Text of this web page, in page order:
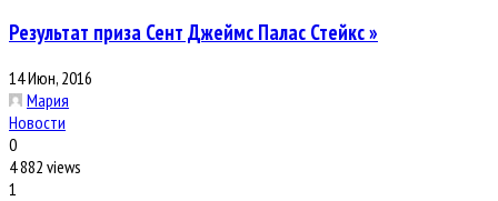
Результат приза Сент Джеймс Палас Стейкс »
14 Июн, 2016
Мария
Новости
0
4 882 views
1